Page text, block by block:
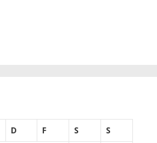
D F S
S